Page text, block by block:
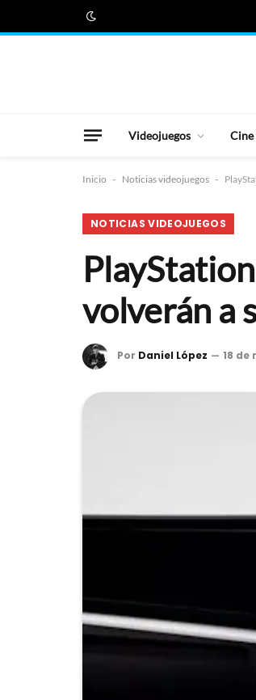
Videojuegos Cine
Inicio - Noticias videojuegos -
NOTICIAS VIDEOJUEGOS
volverán a
Por Daniel López 18 de